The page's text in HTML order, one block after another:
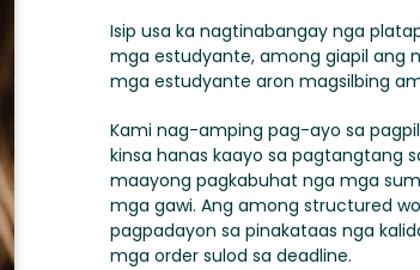
Isip usa ka nagtinabangay nga
mga estudyante, among giapil ang
mga estudyante aron magsilbing
Kami nag-amping pag-ayo sa
kinsa hanas kaayo sa pagtangtang
maayong pagkabuhat nga mga
mga gawi. Ang among structured
pagpadayon sa pinakataas nga
mga order sulod sa deadline.